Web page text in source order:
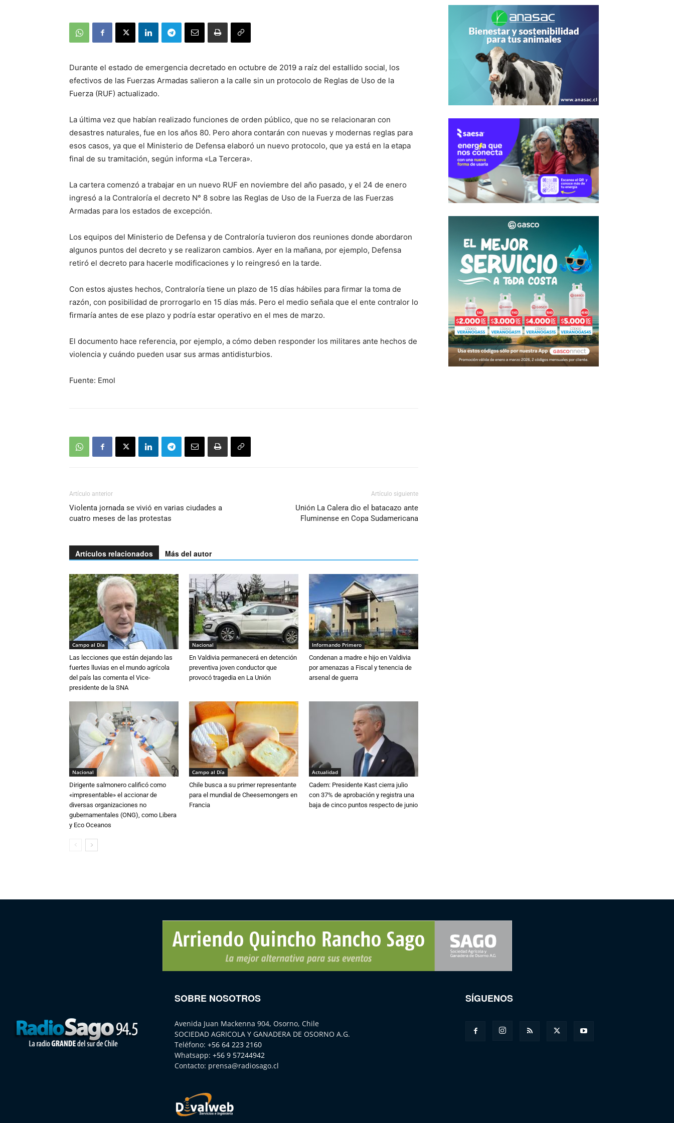
Durante el estado de emergencia decretado en octubre de 2019 a raíz del estallido social, los
efectivos de las Fuerzas Armadas salieron a la calle sin un protocolo de Reglas de Uso de la
Fuerza (RUF) actualizado.
La última vez que habían realizado funciones de orden público, que no se relacionaran con
desastres naturales, fue en los años 80. Pero ahora contarán con nuevas y modernas reglas para
esos casos, ya que el Ministerio de Defensa elaboró un nuevo protocolo, que ya está en la etapa
final de su tramitación, según informa «La Tercera».
La cartera comenzó a trabajar en un nuevo RUF en noviembre del año pasado, y el 24 de enero
ingresó a la Contraloría el decreto N° 8 sobre las Reglas de Uso de la Fuerza de las Fuerzas
Armadas para los estados de excepción.
Los equipos del Ministerio de Defensa y de Contraloría tuvieron dos reuniones donde abordaron
algunos puntos del decreto y se realizaron cambios. Ayer en la mañana, por ejemplo, Defensa
retiró el decreto para hacerle modificaciones y lo reingresó en la tarde.
Con estos ajustes hechos, Contraloría tiene un plazo de 15 días hábiles para firmar la toma de
razón, con posibilidad de prorrogarlo en 15 días más. Pero el medio señala que el ente contralor lo
firmaría antes de ese plazo y podría estar operativo en el mes de marzo.
El documento hace referencia, por ejemplo, a cómo deben responder los militares ante hechos de
violencia y cuándo pueden usar sus armas antidisturbios.
Fuente: Emol
Artículo anterior
Violenta jornada se vivió en varias ciudades a
cuatro meses de las protestas
Artículo siguiente
Unión La Calera dio el batacazo ante
Fluminense en Copa Sudamericana
Artículos relacionados Más del autor
Campo al Día
Las lecciones que están dejando las
fuertes lluvias en el mundo agrícola
del país las comenta el Vice-
presidente de la SNA
Nacional
En Valdivia permanecerá en detención
preventiva joven conductor que
provocó tragedia en La Unión
Informando Primero
Condenan a madre e hijo en Valdivia
por amenazas a Fiscal y tenencia de
arsenal de guerra
Nacional
Dirigente salmonero calificó como
«impresentable» el accionar de
diversas organizaciones no
gubernamentales (ONG), como Libera
y Eco Oceanos
Campo al Día
Chile busca a su primer representante
para el mundial de Cheesemongers en
Francia
Actualidad
Cadem: Presidente Kast cierra julio
con 37% de aprobación y registra una
baja de cinco puntos respecto de junio
SOBRE NOSOTROS
Avenida Juan Mackenna 904, Osorno, Chile
SOCIEDAD AGRICOLA Y GANADERA DE OSORNO A.G.
Teléfono: +56 64 223 2160
Whatsapp: +56 9 57244942
Contacto: prensa@radiosago.cl
SÍGUENOS